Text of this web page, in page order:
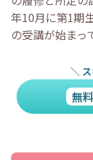
年10月に第1期
の受講が始まっ
＼
無料